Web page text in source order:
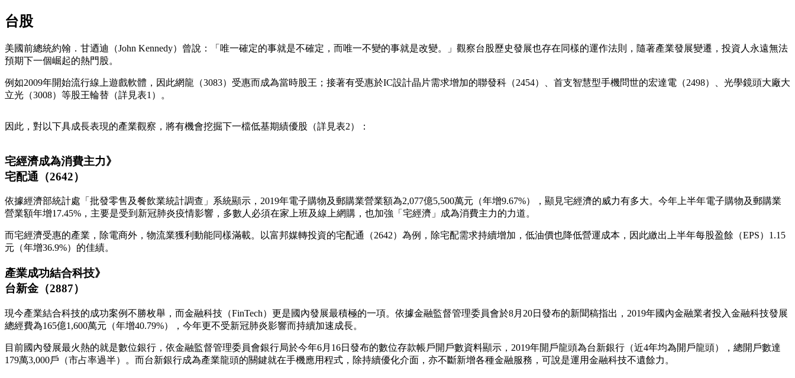
台股
美國前總統約翰．甘迺迪（John Kennedy）曾說：「唯一確定的事就是不確定，而唯一不變的事就是改變。」觀察台股歷史發展也存在同樣的運作法則，隨著產業發展變遷，投資人永遠無法
預期下一個崛起的熱門股。
例如2009年開始流行線上遊戲軟體，因此網龍（3083）受惠而成為當時股王；接著有受惠於IC設計晶片需求增加的聯發科（2454）、首支智慧型手機問世的宏達電（2498）、光學鏡頭大廠大
立光（3008）等股王輪替（詳見表1）。
因此，對以下具成長表現的產業觀察，將有機會挖掘下一檔低基期績優股（詳見表2）：
宅經濟成為消費主力》
宅配通（2642）
依據經濟部統計處「批發零售及餐飲業統計調查」系統顯示，2019年電子購物及郵購業營業額為2,077億5,500萬元（年增9.67%），顯見宅經濟的威力有多大。今年上半年電子購物及郵購業
營業額年增17.45%，主要是受到新冠肺炎疫情影響，多數人必須在家上班及線上網購，也加強「宅經濟」成為消費主力的力道。
而宅經濟受惠的產業，除電商外，物流業獲利動能同樣滿載。以富邦媒轉投資的宅配通（2642）為例，除宅配需求持續增加，低油價也降低營運成本，因此繳出上半年每股盈餘（EPS）1.15
元（年增36.9%）的佳績。
產業成功結合科技》
台新金（2887）
現今產業結合科技的成功案例不勝枚舉，而金融科技（FinTech）更是國內發展最積極的一項。依據金融監督管理委員會於8月20日發布的新聞稿指出，2019年國內金融業者投入金融科技發展
總經費為165億1,600萬元（年增40.79%），今年更不受新冠肺炎影響而持續加速成長。
目前國內發展最火熱的就是數位銀行，依金融監督管理委員會銀行局於今年6月16日發布的數位存款帳戶開戶數資料顯示，2019年開戶龍頭為台新銀行（近4年均為開戶龍頭），總開戶數達
179萬3,000戶（市占率過半）。而台新銀行成為產業龍頭的關鍵就在手機應用程式，除持續優化介面，亦不斷新增各種金融服務，可說是運用金融科技不遺餘力。